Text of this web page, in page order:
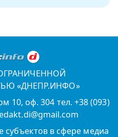
«ДНЕПР.ИНФО»
10, оф. 304 тел. +38 (093)
субъектов в сфере медиа